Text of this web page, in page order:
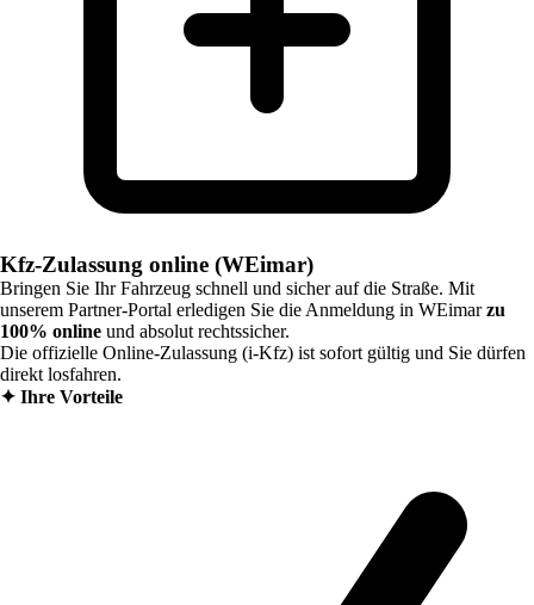
Kfz-Zulassung online (WEimar)
Bringen Sie Ihr Fahrzeug schnell und sicher auf die Straße. Mit
unserem Partner-Portal erledigen Sie die Anmeldung in WEimar zu
100% online und absolut rechtssicher.
Die offizielle Online-Zulassung (i-Kfz) ist sofort gültig und Sie dürfen
direkt losfahren.
✦ Ihre Vorteile